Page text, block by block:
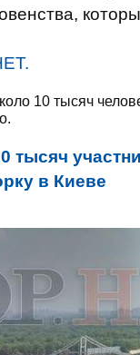
10 тысяч
тысяч
в Киеве